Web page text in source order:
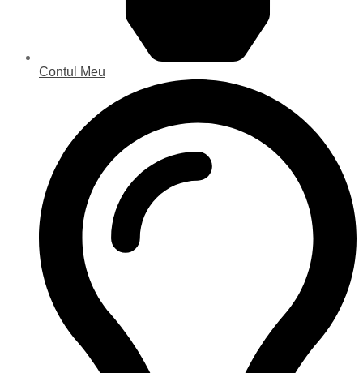
Contul Meu